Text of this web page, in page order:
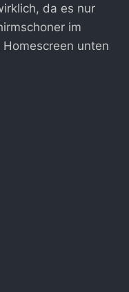
da es nur
im
unten